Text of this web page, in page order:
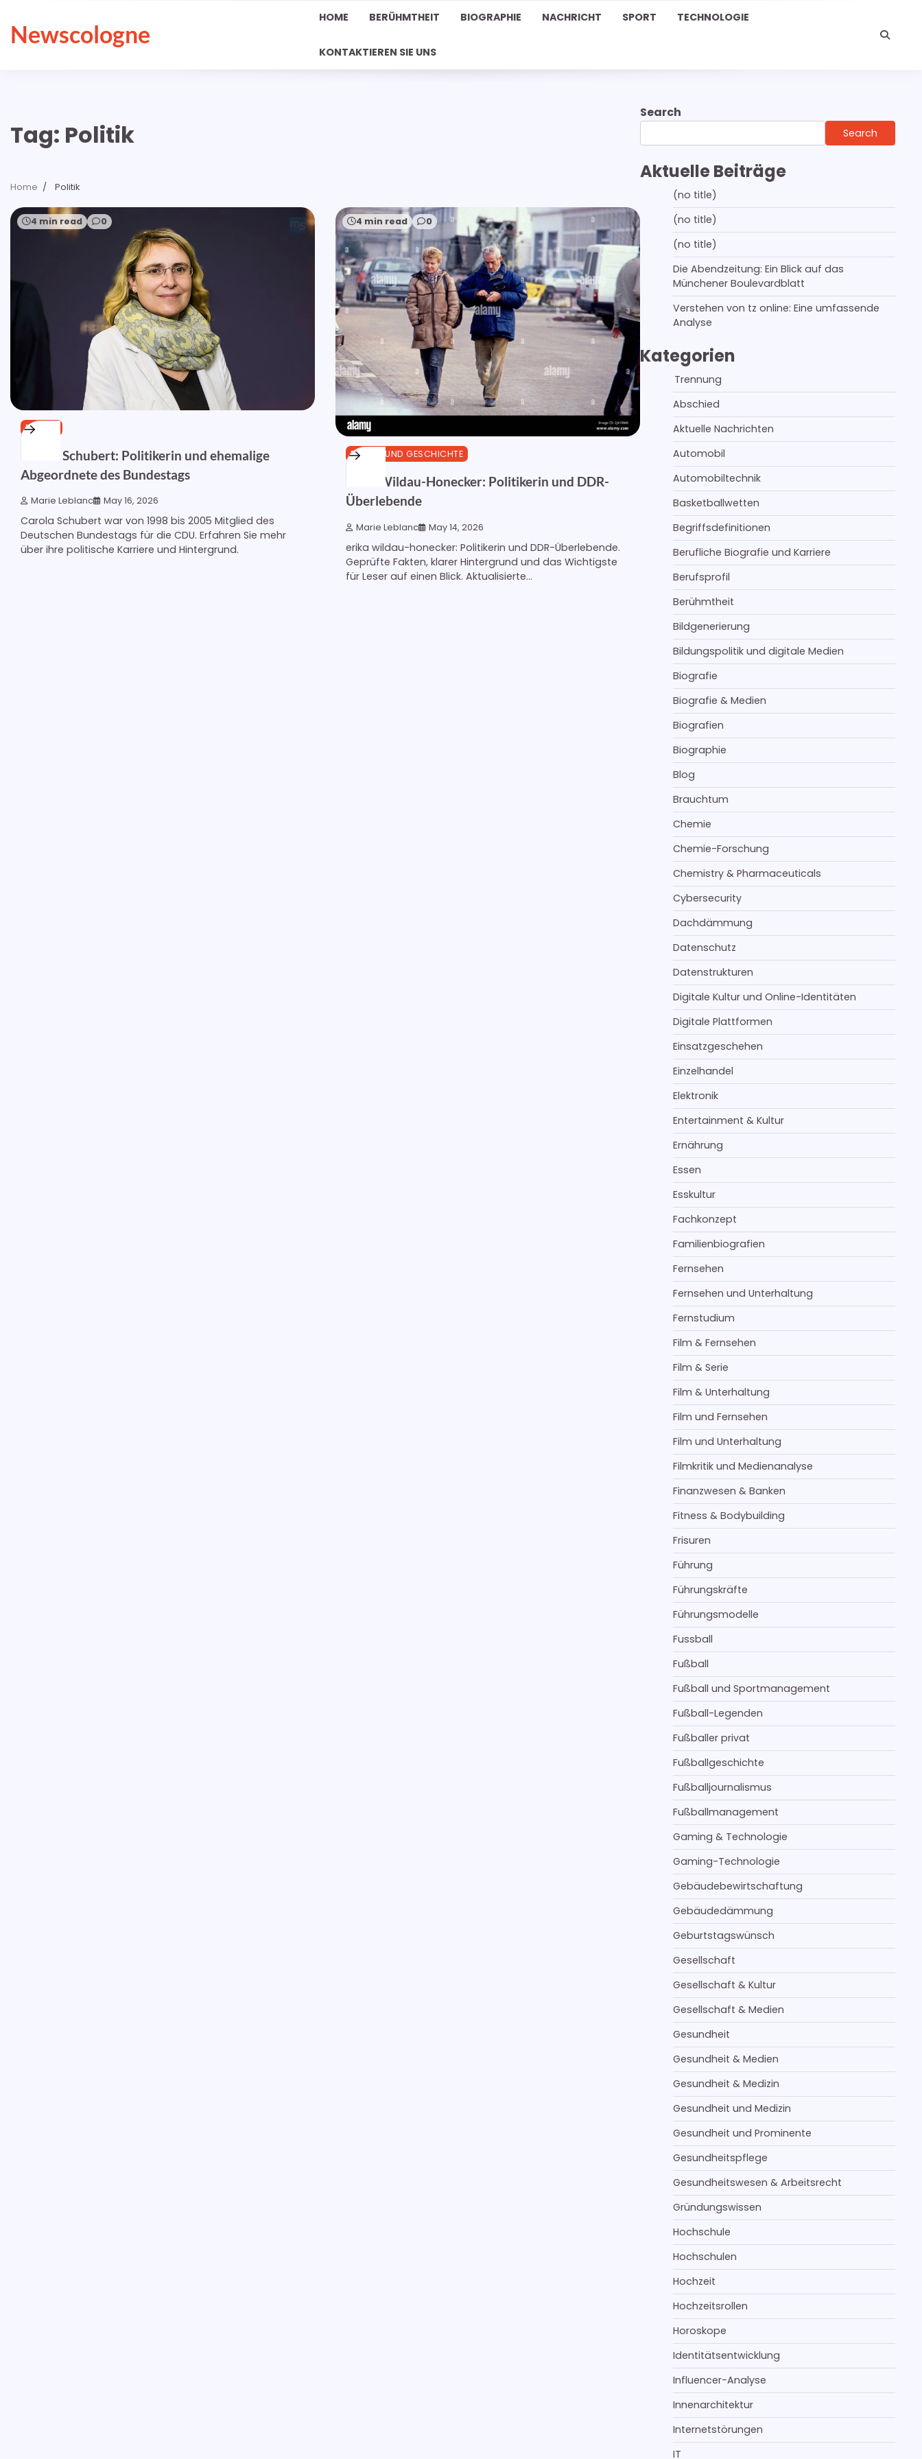
content
Newscologne
HOME BERÜHMTHEIT BIOGRAPHIE NACHRICHT SPORT TECHNOLOGIE
KONTAKTIEREN SIE UNS
Tag: Politik
Home Politik
4 min read 0
POLITIK
Carola Schubert: Politikerin und ehemalige
Abgeordnete des Bundestags
Marie Leblanc May 16, 2026
Carola Schubert war von 1998 bis 2005 Mitglied des
Deutschen Bundestags für die CDU. Erfahren Sie mehr
über ihre politische Karriere und Hintergrund.
4 min read 0
POLITIK UND GESCHICHTE
Erika Wildau-Honecker: Politikerin und DDR-
Überlebende
Marie Leblanc May 14, 2026
erika wildau-honecker: Politikerin und DDR-Überlebende.
Geprüfte Fakten, klarer Hintergrund und das Wichtigste
für Leser auf einen Blick. Aktualisierte...
Search
Search
Aktuelle Beiträge
(no title)
(no title)
(no title)
Die Abendzeitung: Ein Blick auf das
Münchener Boulevardblatt
Verstehen von tz online: Eine umfassende
Analyse
Kategorien
Trennung
Abschied
Aktuelle Nachrichten
Automobil
Automobiltechnik
Basketballwetten
Begriffsdefinitionen
Berufliche Biografie und Karriere
Berufsprofil
Berühmtheit
Bildgenerierung
Bildungspolitik und digitale Medien
Biografie
Biografie & Medien
Biografien
Biographie
Blog
Brauchtum
Chemie
Chemie-Forschung
Chemistry & Pharmaceuticals
Cybersecurity
Dachdämmung
Datenschutz
Datenstrukturen
Digitale Kultur und Online-Identitäten
Digitale Plattformen
Einsatzgeschehen
Einzelhandel
Elektronik
Entertainment & Kultur
Ernährung
Essen
Esskultur
Fachkonzept
Familienbiografien
Fernsehen
Fernsehen und Unterhaltung
Fernstudium
Film & Fernsehen
Film & Serie
Film & Unterhaltung
Film und Fernsehen
Film und Unterhaltung
Filmkritik und Medienanalyse
Finanzwesen & Banken
Fitness & Bodybuilding
Frisuren
Führung
Führungskräfte
Führungsmodelle
Fussball
Fußball
Fußball und Sportmanagement
Fußball-Legenden
Fußballer privat
Fußballgeschichte
Fußballjournalismus
Fußballmanagement
Gaming & Technologie
Gaming-Technologie
Gebäudebewirtschaftung
Gebäudedämmung
Geburtstagswünsch
Gesellschaft
Gesellschaft & Kultur
Gesellschaft & Medien
Gesundheit
Gesundheit & Medien
Gesundheit & Medizin
Gesundheit und Medizin
Gesundheit und Prominente
Gesundheitspflege
Gesundheitswesen & Arbeitsrecht
Gründungswissen
Hochschule
Hochschulen
Hochzeit
Hochzeitsrollen
Horoskope
Identitätsentwicklung
Influencer-Analyse
Innenarchitektur
Internetstörungen
IT